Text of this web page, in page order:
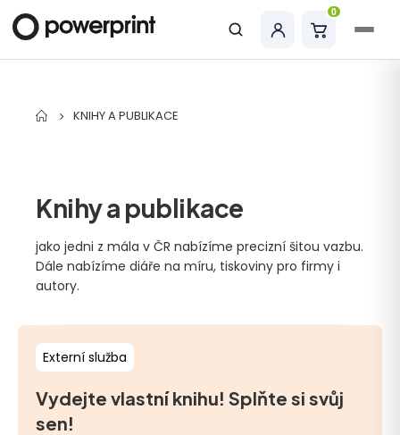
Hledat
0
KNIHY A PUBLIKACE
Knihy a publikace
jako jedni z mála v ČR nabízíme precizní šitou vazbu.
Dále nabízíme diáře na míru, tiskoviny pro firmy i
autory.
Externí služba
Vydejte vlastní knihu! Splňte si svůj
sen!